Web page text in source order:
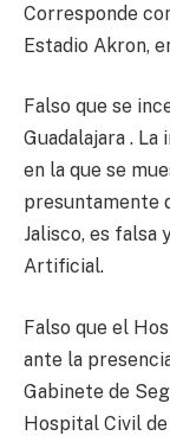
Corresponde
Estadio Akron,
Falso que se
Guadalajara .
en la que se
presuntamente
Jalisco, es falsa
Artificial.
Falso que el
ante la
Gabinete de
Hospital Civil